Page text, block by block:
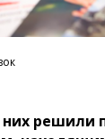
решили